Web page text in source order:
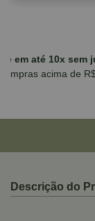
Parcele
para
Descrição do